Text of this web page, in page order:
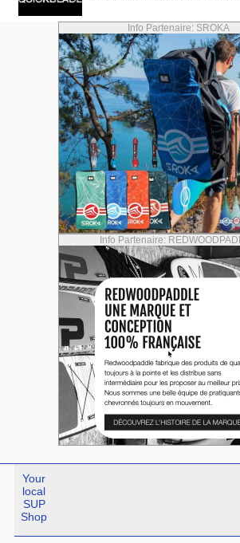
Info Partenaire: SROKA
Info Partenaire:
Your
local
SUP
Shop